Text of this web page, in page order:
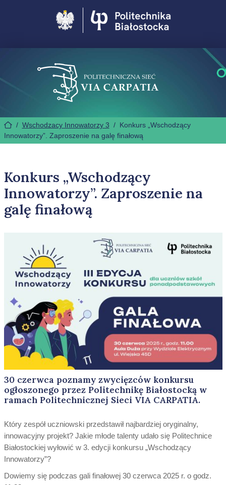
/ Wschodzacy Innowatorzy 3 / Konkurs „Wschodzący
Innowatorzy”. Zaproszenie na galę finałową
Konkurs „Wschodzący
Innowatorzy”. Zaproszenie na
galę finałową
30 czerwca poznamy zwycięzców konkursu
ogłoszonego przez Politechnikę Białostocką w
ramach Politechnicznej Sieci VIA CARPATIA.
Który zespół uczniowski przedstawił najbardziej oryginalny,
innowacyjny projekt? Jakie młode talenty udało się Politechnice
Białostockiej wyłowić w 3. edycji konkursu „Wschodzący
Innowatorzy”?
Dowiemy się podczas gali finałowej 30 czerwca 2025 r. o godz.